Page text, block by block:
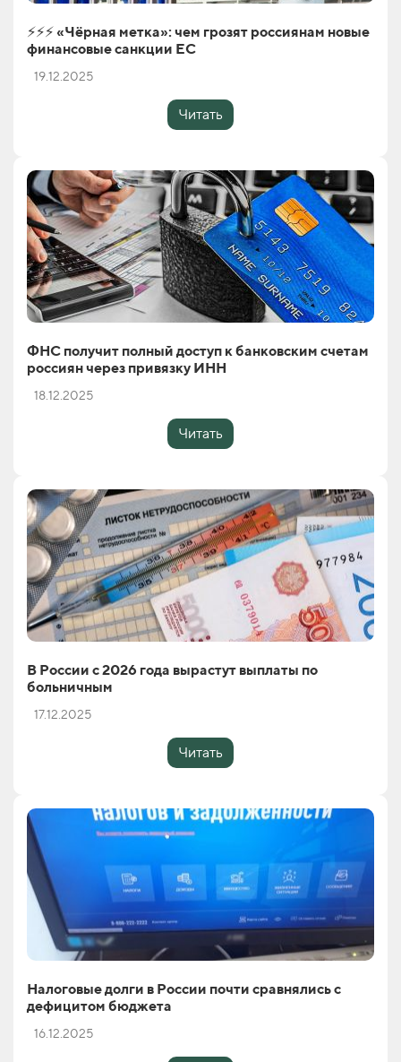
⚡️⚡️⚡️ «Чёрная метка»: чем грозят россиянам новые
финансовые санкции ЕС
19.12.2025
Читать
ФНС получит полный доступ к банковским счетам
россиян через привязку ИНН
18.12.2025
Читать
В России с 2026 года вырастут выплаты по
больничным
17.12.2025
Читать
Налоговые долги в России почти сравнялись с
дефицитом бюджета
16.12.2025